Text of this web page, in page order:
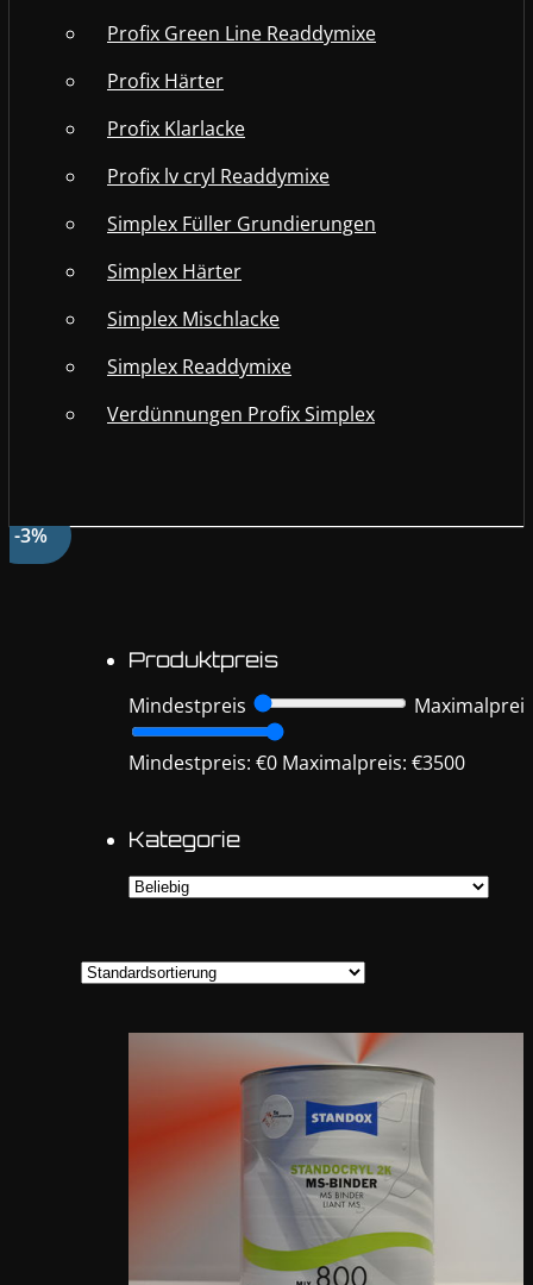
Profix Green Line Readdymixe
Profix Härter
Profix Klarlacke
Profix lv cryl Readdymixe
Simplex Füller Grundierungen
Simplex Härter
Simplex Mischlacke
Simplex Readdymixe
Verdünnungen Profix Simplex
Produktpreis
Mindestpreis
Maximalpreis
Mindestpreis: €0 Maximalpreis: €3500
Kategorie
-3%